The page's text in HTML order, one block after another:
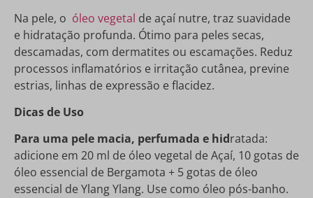
Na pele, o óleo vegetal de açaí nutre, traz suavidade
e hidratação profunda. Ótimo para peles secas,
descamadas, com dermatites ou escamações. Reduz
processos inflamatórios e irritação cutânea, previne
estrias, linhas de expressão e flacidez.
Dicas de Uso
Para uma pele macia, perfumada e hidratada:
adicione em 20 ml de óleo vegetal de Açaí, 10 gotas de
óleo essencial de Bergamota + 5 gotas de óleo
essencial de Ylang Ylang. Use como óleo pós-banho.